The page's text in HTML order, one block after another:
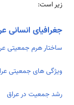
زیر است:
جغرافیای انسانی
ساختار هرم جمعیتی
ویژگی های جمعیتی
رشد جمعیت در عراق